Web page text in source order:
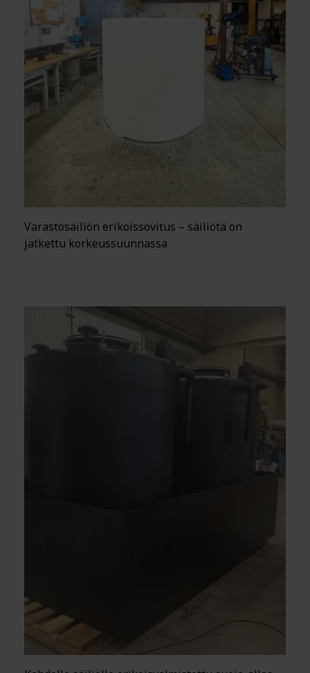
Varastosäiliön erikoissovitus – säiliötä on
jatkettu korkeussuunnassa